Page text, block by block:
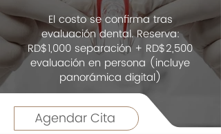
El costo se confirma tras
evaluación dental. Reserva:
RD$1,000 separación + RD$2,500
evaluación en persona (incluye
panorámica digital)
Agendar Cita